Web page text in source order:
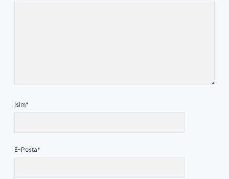
İsim*
E-Posta*